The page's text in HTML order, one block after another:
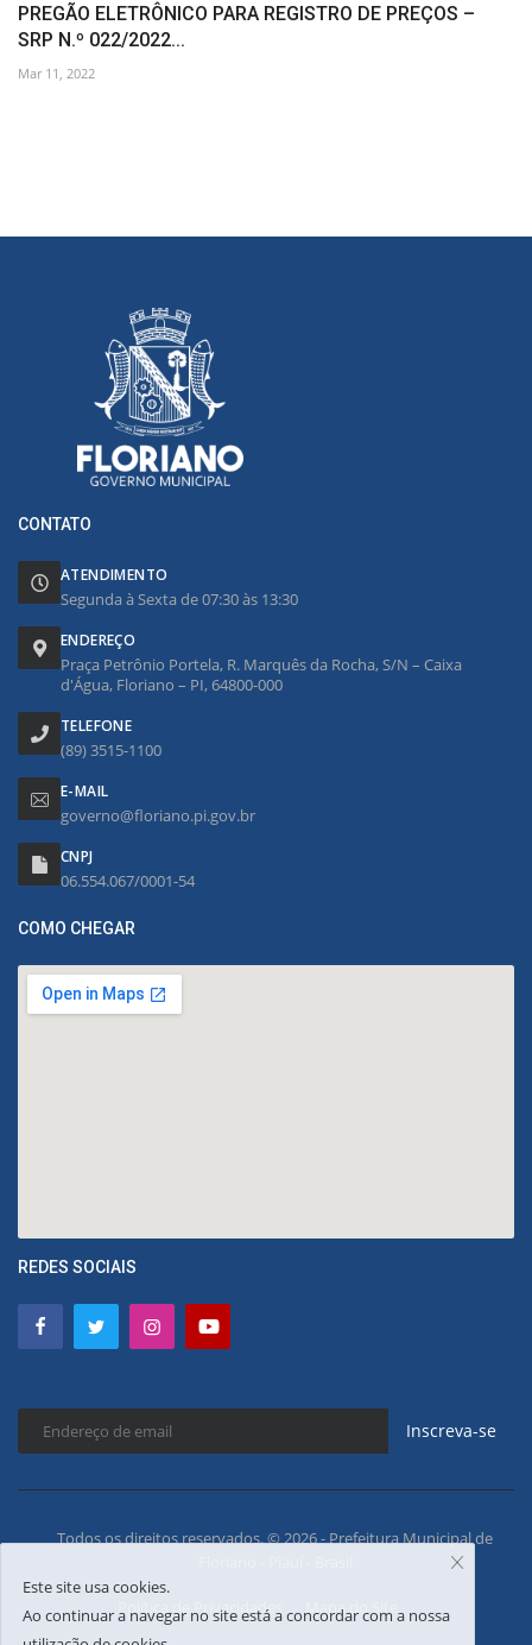
PREGÃO ELETRÔNICO PARA REGISTRO DE PREÇOS –
SRP N.º 022/2022...
Mar 11, 2022
CONTATO
ATENDIMENTO
Segunda à Sexta de 07:30 às 13:30
ENDEREÇO
Praça Petrônio Portela, R. Marquês da Rocha, S/N – Caixa
d'Água, Floriano – PI, 64800-000
TELEFONE
(89) 3515-1100
E-MAIL
governo@floriano.pi.gov.br
CNPJ
06.554.067/0001-54
COMO CHEGAR
REDES SOCIAIS
Inscreva-se
Todos os direitos reservados. © 2026 - Prefeitura Municipal de
Política de Privacidades Mapa do Site
Este site usa cookies.
Ao continuar a navegar no site está a concordar com a nossa